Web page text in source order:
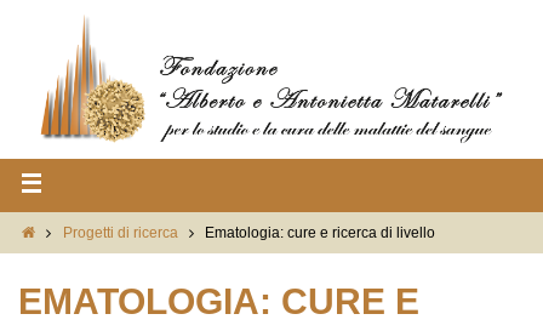
Progetti di ricerca Ematologia: cure e ricerca di livello
EMATOLOGIA: CURE E